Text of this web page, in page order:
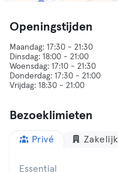
Openingstijden
Maandag: 17:30 - 21:30
Dinsdag: 18:00 - 21:00
Woensdag: 17:10 - 21:30
Donderdag: 17:30 - 21:00
Bezoeklimieten
Privé Zakelijk
Essential